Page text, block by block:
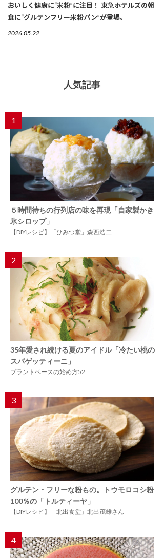
おいしく健康に“米粉”に注目！ 東急ホテルズの朝
食に“グルテンフリー米粉パン”が登場。
2026.05.22
人気記事
1
５時間待ちの行列店の味を再現「自家製かき
氷シロップ」
【DIYレシピ】「ひみつ堂」森西浩二
2
35年愛され続ける夏のアイドル「冷たい桃の
スパゲッティーニ」
プラントベースの始め方52
3
グルテン・フリーな粉もの。トウモロコシ粉
100％の「トルティーヤ」
【DIYレシピ】「北出食堂」北出茂雄さん
4